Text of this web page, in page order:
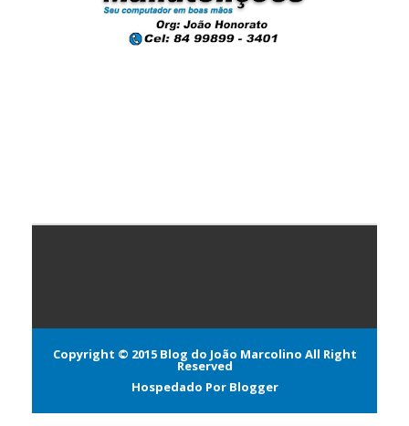
Copyright © 2015 Blog do João Marcolino All Right
Reserved
Hospedado Por Blogger